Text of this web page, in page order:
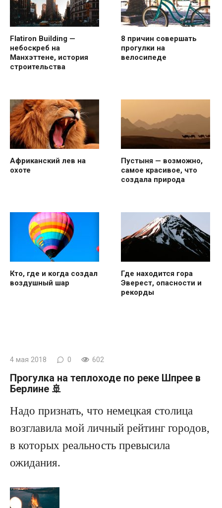
Flatiron Building —
небоскреб на
Манхэттене, история
строительства
8 причин совершать
прогулки на
велосипеде
Африканский лев на
охоте
Пустыня — возможно,
самое красивое, что
создала природа
Кто, где и когда создал
воздушный шар
Где находится гора
Эверест, опасности и
рекорды
4 мая 2018 0 602
Прогулка на теплоходе по реке Шпрее в
Берлине 🚢
Надо признать, что немецкая столица
возглавила мой личный рейтинг городов,
в которых реальность превысила
ожидания.